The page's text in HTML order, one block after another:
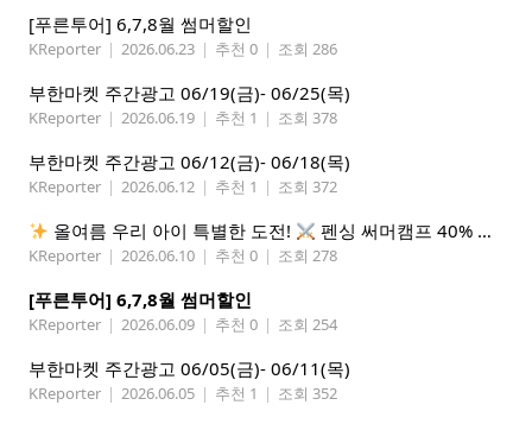
[푸른투어] 6,7,8월 썸머할인
KReporter | 2026.06.23 | 추천 0 | 조회 286
부한마켓 주간광고 06/19(금)- 06/25(목)
KReporter | 2026.06.19 | 추천 1 | 조회 378
부한마켓 주간광고 06/12(금)- 06/18(목)
KReporter | 2026.06.12 | 추천 1 | 조회 372
올여름 우리 아이 특별한 도전! 펜싱 써머캠프 40% 선착순 할인
KReporter | 2026.06.10 | 추천 0 | 조회 278
[푸른투어] 6,7,8월 썸머할인
KReporter | 2026.06.09 | 추천 0 | 조회 254
부한마켓 주간광고 06/05(금)- 06/11(목)
KReporter | 2026.06.05 | 추천 1 | 조회 352